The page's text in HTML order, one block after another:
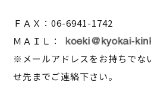
ＦＡＸ：06-6941-1742
ＭＡＩＬ：
※メールアドレスをお持ちでな
せ先までご連絡下さい。